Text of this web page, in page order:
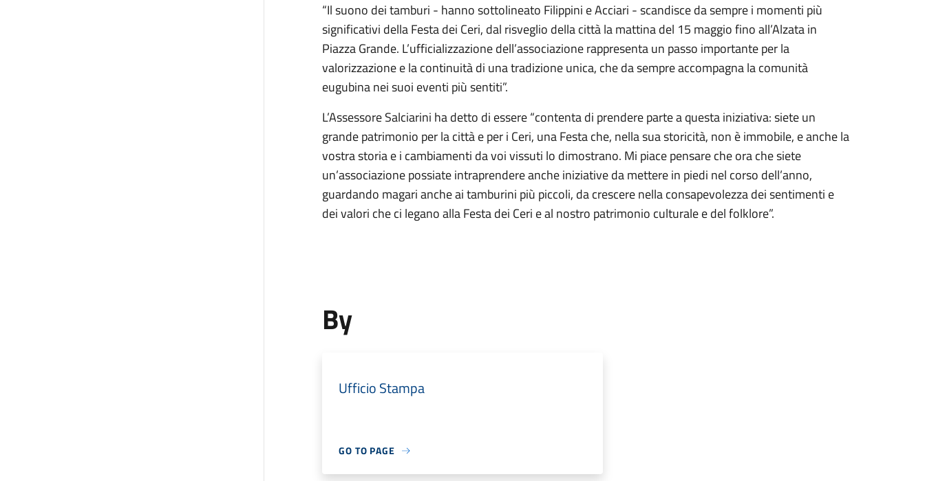
“Il suono dei tamburi - hanno sottolineato Filippini e Acciari - scandisce da sempre i momenti più
significativi della Festa dei Ceri, dal risveglio della città la mattina del 15 maggio fino all’Alzata in
Piazza Grande. L’ufficializzazione dell’associazione rappresenta un passo importante per la
valorizzazione e la continuità di una tradizione unica, che da sempre accompagna la comunità
eugubina nei suoi eventi più sentiti”.
L’Assessore Salciarini ha detto di essere “contenta di prendere parte a questa iniziativa: siete un
grande patrimonio per la città e per i Ceri, una Festa che, nella sua storicità, non è immobile, e anche la
vostra storia e i cambiamenti da voi vissuti lo dimostrano. Mi piace pensare che ora che siete
un’associazione possiate intraprendere anche iniziative da mettere in piedi nel corso dell’anno,
guardando magari anche ai tamburini più piccoli, da crescere nella consapevolezza dei sentimenti e
dei valori che ci legano alla Festa dei Ceri e al nostro patrimonio culturale e del folklore”.
By
Ufficio Stampa
GO TO PAGE